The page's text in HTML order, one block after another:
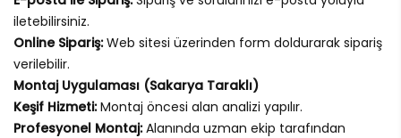
iletebilirsiniz.
Online Sipariş:Web sitesi üzerinden form doldurarak sipariş
verilebilir.
Montaj Uygulaması (Sakarya Taraklı)
Keşif Hizmeti:Montaj öncesi alan analizi yapılır.
Profesyonel Montaj:Alanında uzman ekip tarafından